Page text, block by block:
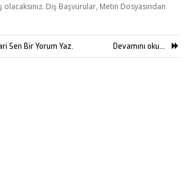
Dış Başvurular, Metin Dosyasından
Sen Bir Yorum Yaz. Devamını oku...